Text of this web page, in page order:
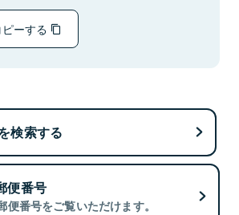
ーする
検索する
便番号
便番号をご覧いただけます。